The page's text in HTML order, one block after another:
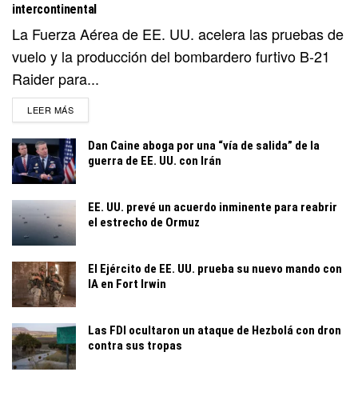
intercontinental
La Fuerza Aérea de EE. UU. acelera las pruebas de
vuelo y la producción del bombardero furtivo B-21
Raider para...
LEER MÁSDETAILS
Dan Caine aboga por una “vía de salida” de la
guerra de EE. UU. con Irán
EE. UU. prevé un acuerdo inminente para reabrir
el estrecho de Ormuz
El Ejército de EE. UU. prueba su nuevo mando con
IA en Fort Irwin
Las FDI ocultaron un ataque de Hezbolá con dron
contra sus tropas